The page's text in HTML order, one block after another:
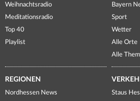
Weihnachtsradio
Meditationsradio
Top 40
Playlist
Bayern
Sport
Wetter
Alle Orte
Alle
REGIONEN
Nordhessen News
Staus